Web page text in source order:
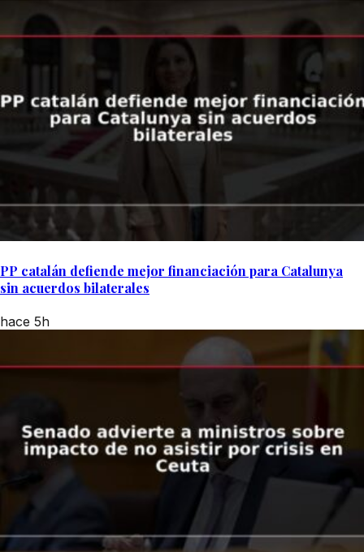
PP catalán defiende mejor financiación para Catalunya
sin acuerdos bilaterales
hace 5h